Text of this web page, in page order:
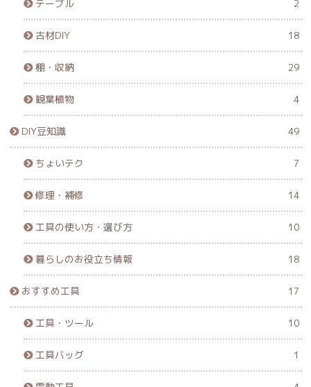
テーブル 2
古材DIY 18
棚・収納 29
観葉植物 4
DIY豆知識 49
ちょいテク 7
修理・補修 14
工具の使い方・選び方 10
暮らしのお役立ち情報 18
おすすめ工具 17
工具・ツール 10
工具バッグ 1